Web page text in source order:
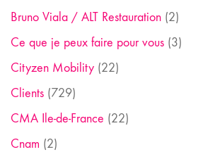
Bruno Viala / ALT Restauration (2)
Ce que je peux faire pour vous (3)
Cityzen Mobility (22)
Clients (729)
CMA Ile-de-France (22)
Cnam (2)